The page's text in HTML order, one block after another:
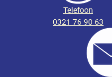
Telefoon
0321 76 90 63